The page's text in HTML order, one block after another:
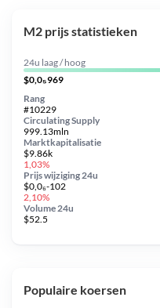
M2 prijs statistieken
24u laag / hoog
$0,0₅969
Circulating Supply
999.13mln
Prijs wijziging 24u
$0,0₆-102
2,10%
Marktkapitalisatie
$9.86k
1,03%
Volume 24u
$52.5
Rang
#10229
Populaire koersen